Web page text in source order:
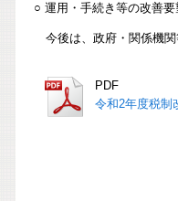
○ 運用・手続き等の改善要
今後は、政府・関係機
PDF
令和2年度税制